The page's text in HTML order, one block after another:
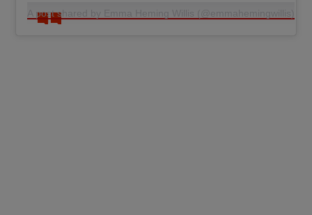
A post shared by Emma Heming Willis (@emmahemingwillis)